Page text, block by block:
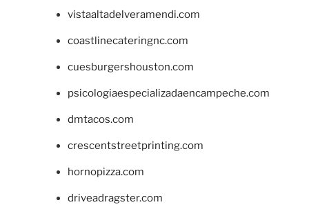
vistaaltadelveramendi.com
coastlinecateringnc.com
cuesburgershouston.com
psicologiaespecializadaencampeche.com
dmtacos.com
crescentstreetprinting.com
hornopizza.com
driveadragster.com